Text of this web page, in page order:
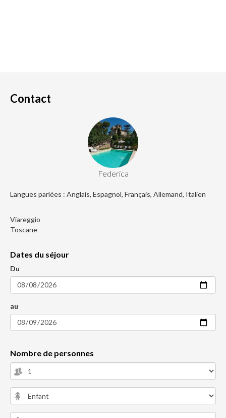
Contact
Federica
Langues parlées : Anglais, Espagnol, Français, Allemand, Italien
Viareggio
Toscane
Dates du séjour
Du
au
Nombre de personnes